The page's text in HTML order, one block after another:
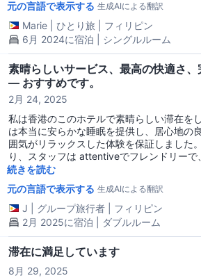
部屋は予想通り小さいですが、清潔です。
機もあります。管理人はフィリピン人女性
日交換してくれます。自分用のトイレがあ
です。暖房器具と洗面台、タボ（洗浄用の
😂 ロビーにはウォーターディスペンサーがあり、便利です。自分
のタンブラーを持参し、水にお金を使うこ
クマールの妻と思われる中国人女性も非常
雨季なので、傘を貸してくれるとも言ってくれまし
しかし、小さな子供や高齢の親と家族旅行
もしれません。 1階のロビーについて聞いたことは本当です。とて
も混雑しています。さまざまな匂い（果物
います。 建物の立地は完璧です。上記の欠点をあまり気にしないの
であれば、費用に見合った価値があります🫰
元の言語で表示する 生成AIによる翻訳
Marie ひとり旅
フィリピン
6月 2024に宿泊 | シングルルーム
素晴らしいサービス、最高の快適さ、
— おすすめです。
2月 24, 2025
私は香港のこのホテルで素晴らしい滞在を
は本当に安らかな睡眠を提供し、居心地の
囲気がリラックスした体験を保証しました
り、スタッフは attentiveでフレンドリー
手伝ってくれました。ホテルは完全な施設
しい滞在に必要なすべてを提供しています。 その場所ももう一つの
ハイライトで、主要な観光地の近くに中央
を簡単に探索できます。特別なボーナスは
が同じフィリピン人（イロンガ）であるこ
このおかげで、体験がさらに歓迎されるも
気を感じました。彼女のホスピタリティは
かのように感じさせる個人的なタッチをもたらし
て、私の滞在は完璧そのものでした。快適
続きを読む
元の言語で表示する 生成AIによる翻訳
J グループ旅行者
フィリピン
2月 2025に宿泊 | ダブルルーム
滞在に満足しています
8月 29, 2025